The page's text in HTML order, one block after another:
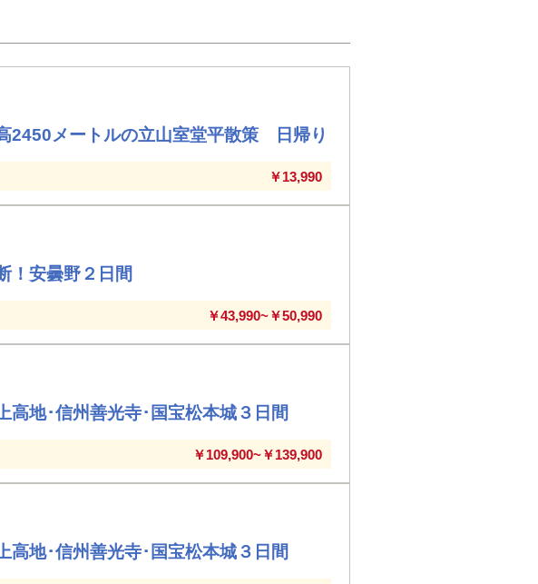
メートルの立山室堂平散策 日帰り
￥13,990
！安曇野２日間
￥43,990~￥50,990
高地･信州善光寺･国宝松本城３日間
￥109,900~￥139,900
高地･信州善光寺･国宝松本城３日間